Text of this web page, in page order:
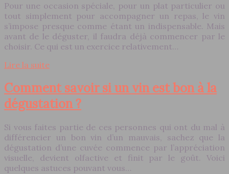
Pour une occasion spéciale, pour un plat particulier ou
tout simplement pour accompagner un repas, le vin
s’impose presque comme étant un indispensable. Mais
avant de le déguster, il faudra déjà commencer par le
choisir. Ce qui est un exercice relativement…
Lire la suite
Comment savoir si un vin est bon à la
dégustation ?
Si vous faites partie de ces personnes qui ont du mal à
différencier un bon vin d’un mauvais, sachez que la
dégustation d’une cuvée commence par l’appréciation
visuelle, devient olfactive et finit par le goût. Voici
quelques astuces pouvant vous…